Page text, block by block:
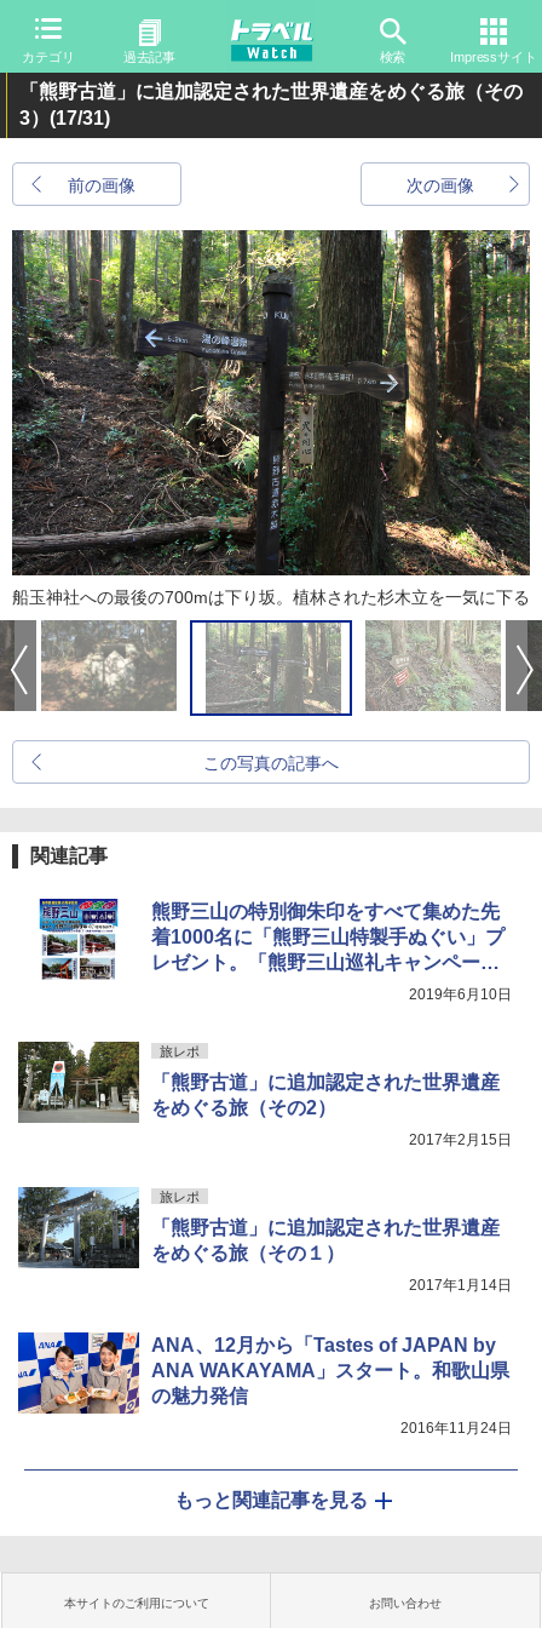
カテゴリ 過去記事 検索 Impressサイト
「熊野古道」に追加認定された世界遺産をめぐる旅（その
3） (17/31)
前の画像 次の画像
船玉神社への最後の700mは下り坂。植林された杉木立を一気に下る
この写真の記事へ
関連記事
熊野三山の特別御朱印をすべて集めた先
着1000名に「熊野三山特製手ぬぐい」プ
レゼント。「熊野三山巡礼キャンペー
2019年6月10日
旅レポ
「熊野古道」に追加認定された世界遺産
をめぐる旅（その2）
2017年2月15日
旅レポ
「熊野古道」に追加認定された世界遺産
をめぐる旅（その１）
2017年1月14日
ANA、12月から「Tastes of JAPAN by
ANA WAKAYAMA」スタート。和歌山県
の魅力発信
2016年11月24日
もっと関連記事を見る
本サイトのご利用について お問い合わせ